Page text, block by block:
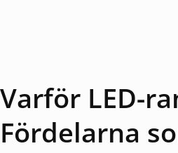
Varför LED-
Fördelarna